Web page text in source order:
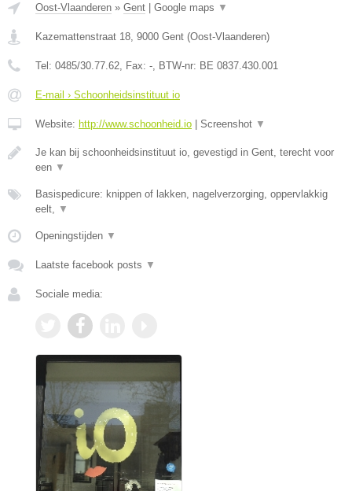
Oost-Vlaanderen » Gent Google maps ▼
Kazemattenstraat 18 9000 Gent (Oost-Vlaanderen)
Tel: 0485/30.77.62 , Fax: - , BTW-nr: BE 0837.430.001
E-mail › Schoonheidsinstituut io
Website: http://www.schoonheid.io Screenshot ▼
Je kan bij schoonheidsinstituut io, gevestigd in Gent, terecht voor
een ▼
Basispedicure: knippen of lakken, nagelverzorging, oppervlakkig
eelt,
▼
Openingstijden ▼
Laatste facebook posts ▼
Sociale media: